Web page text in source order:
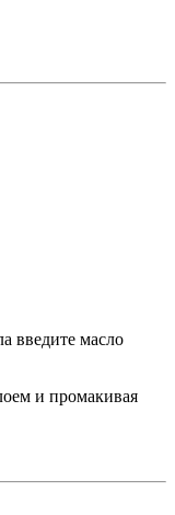
введите масло
и промакивая